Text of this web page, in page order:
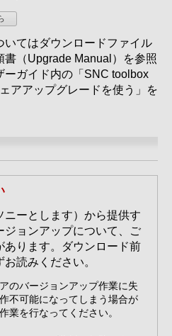
てはダウンロードファイル
（Upgrade Manual）を参照
ーガイド内の「SNC toolbox
アアップグレードを使う」を
ニーとします）から提供す
ジョンアップについて、ご
あります。ダウンロード前
読みください。
のバージョンアップ作業に失
不可能になってしまう場合が
業を行なってください。